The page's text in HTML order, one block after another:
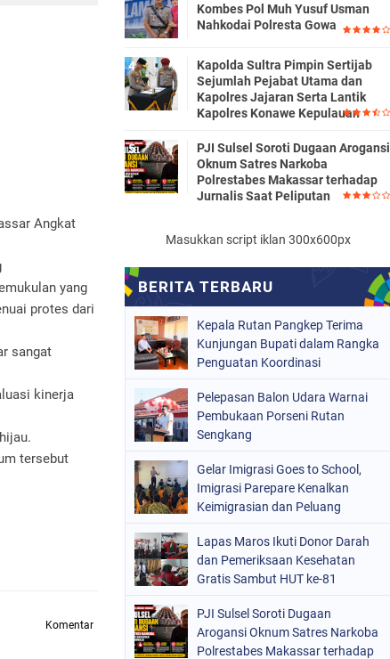
Angkat
yang
protes dari
sangat
kinerja
tersebut
Komentar
Kombes Pol Muh Yusuf Usman
Nahkodai Polresta Gowa
Kapolda Sultra Pimpin Sertijab
Sejumlah Pejabat Utama dan
Kapolres Jajaran Serta Lantik
Kapolres Konawe Kepulauan
PJI Sulsel Soroti Dugaan Arogansi
Oknum Satres Narkoba
Polrestabes Makassar terhadap
Jurnalis Saat Peliputan
Masukkan script iklan 300x600px
Kepala Rutan Pangkep Terima
Kunjungan Bupati dalam Rangka
Penguatan Koordinasi
Pelepasan Balon Udara Warnai
Pembukaan Porseni Rutan
Sengkang
Gelar Imigrasi Goes to School,
Imigrasi Parepare Kenalkan
Keimigrasian dan Peluang
Lapas Maros Ikuti Donor Darah
dan Pemeriksaan Kesehatan
Gratis Sambut HUT ke-81
PJI Sulsel Soroti Dugaan
Arogansi Oknum Satres Narkoba
Polrestabes Makassar terhadap